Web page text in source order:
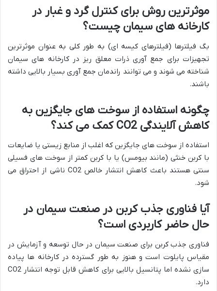
موثرترین روش برای کنترل گرد و غبار در
کارخانه های سیمان چیست؟
بگ فیلترها (فیلترهای کیسه ای) به طور کلی به عنوان موثرترین
تجهیزات برای جمع آوری ذرات معلق ریز در کارخانه های سیمان
شناخته می شوند و می توانند راندمان جمع آوری بسیار بالایی داشته
باشند.
چگونه استفاده از سوخت های جایگزین به
کاهش آلایندگی کمک می کند؟
استفاده از سوخت های جایگزین که اغلب از منابع زیستی یا ضایعات
با کربن خنثی (مانند بیومس) یا با کربن کمتر از سوخت های فسیلی
سنتی هستند باعث کاهش انتشار خالص CO2 ناشی از احتراق می
شود.
آیا فناوری جذب کربن در صنعت سیمان در
حال حاضر کاربردی است؟
فناوری جذب کربن برای صنعت سیمان در حال توسعه و آزمایش در
مقیاس پایلوت است و هنوز به طور گسترده در کارخانه ها پیاده
سازی نشده اما پتانسیل بالایی برای کاهش قابل توجه انتشار CO2
دارد.